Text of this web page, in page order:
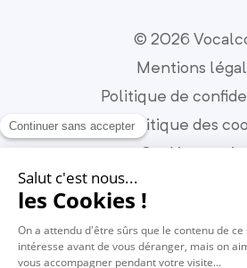
© 2026
Mentions
Politique de
Politique des
Cookies